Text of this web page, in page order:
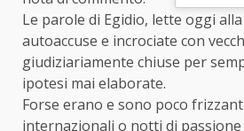
Le parole di Egidio, lette oggi
autoaccuse e incrociate con
giudiziariamente chiuse per
ipotesi mai elaborate.
Forse erano e sono poco
internazionali o notti di passione